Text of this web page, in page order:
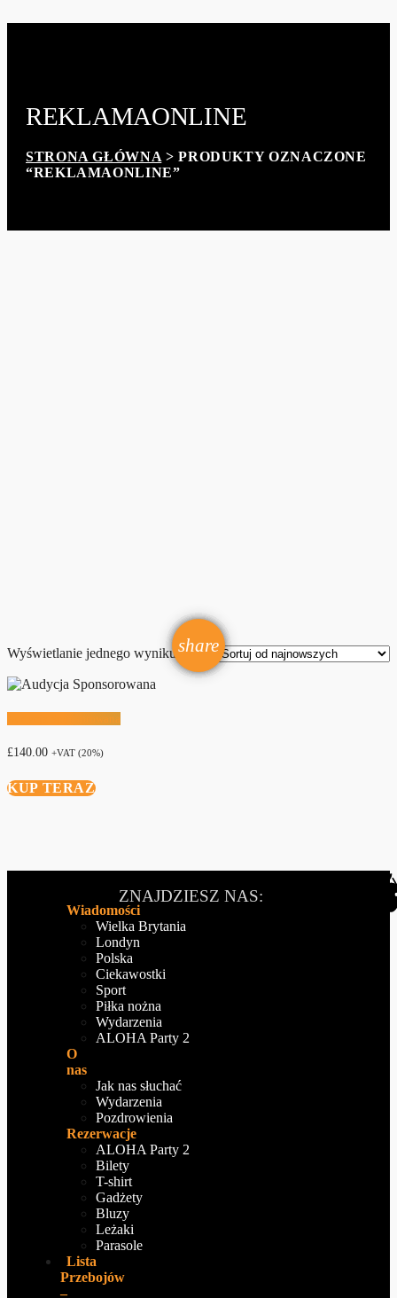
REKLAMAONLINE
STRONA GŁÓWNA > PRODUKTY OZNACZONE
“REKLAMAONLINE”
share
email
Wyświetlanie jednego wyniku
£140.00 +VAT (20%)
KUP TERAZ
Wiadomości
Wielka Brytania
Londyn
Polska
Ciekawostki
Sport
Piłka nożna
Wydarzenia
ALOHA Party 2
O
nas
Jak nas słuchać
Wydarzenia
Pozdrowienia
Rezerwacje
ALOHA Party 2
Bilety
T-shirt
Gadżety
Bluzy
Leżaki
Parasole
Lista
Przebojów
–
ZNAJDZIESZ NAS: